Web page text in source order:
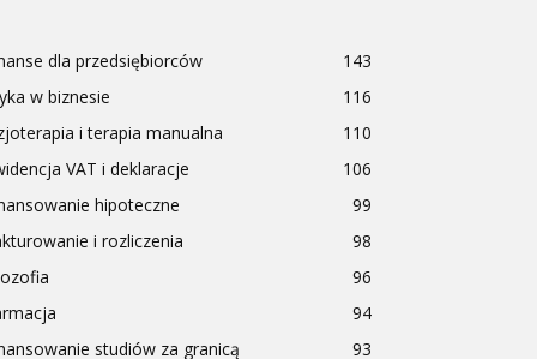
dla przedsiębiorców
143
w biznesie
116
i terapia manualna
110
VAT i deklaracje
106
hipoteczne
99
i rozliczenia
98
96
94
studiów za granicą
93